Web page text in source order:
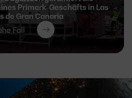
Primark-Geschäfts in Las
de Gran Canaria
Fall